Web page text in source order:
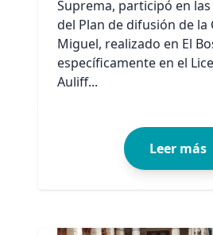
Suprema, participó en
del Plan de difusión de la
Miguel, realizado en El
específicamente en el
Auliff...
Leer más